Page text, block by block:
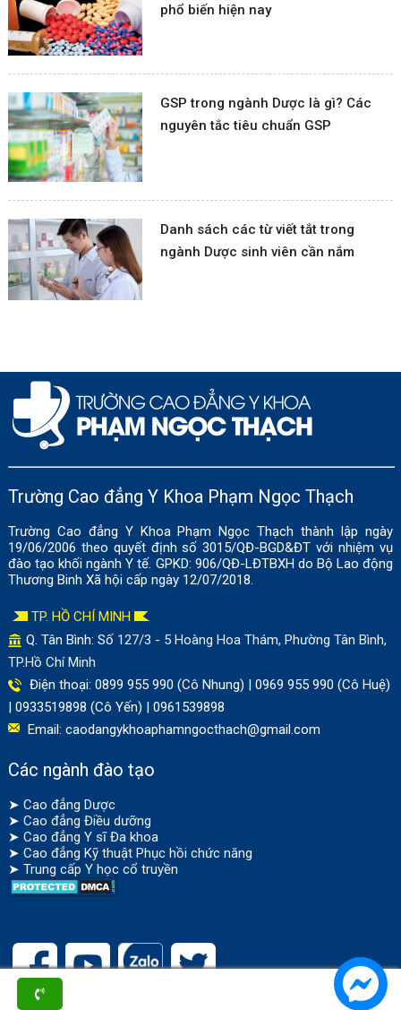
phổ biến hiện nay
GSP trong ngành Dược là gì? Các
nguyên tắc tiêu chuẩn GSP
Danh sách các từ viết tắt trong
ngành Dược sinh viên cần nắm
Trường Cao đẳng Y Khoa Phạm Ngọc Thạch
Trường Cao đẳng Y Khoa Phạm Ngọc Thạch thành lập ngày
19/06/2006 theo quyết định số 3015/QĐ-BGD&ĐT với nhiệm vụ
đào tạo khối ngành Y tế. GPKD: 906/QĐ-LĐTBXH do Bộ Lao động
Thương Binh Xã hội cấp ngày 12/07/2018.
TP. HỒ CHÍ MINH
Q. Tân Bình: Số 127/3 - 5 Hoàng Hoa Thám, Phường Tân Bình,
TP.Hồ Chí Minh
Điện thoại: 0899 955 990 (Cô Nhung) | 0969 955 990 (Cô Huệ)
| 0933519898 (Cô Yến) | 0961539898
Email: caodangykhoaphamngocthach@gmail.com
Các ngành đào tạo
➤ Cao đẳng Dược
➤ Cao đẳng Điều dưỡng
➤ Cao đẳng Y sĩ Đa khoa
➤ Cao đẳng Kỹ thuật Phục hồi chức năng
➤ Trung cấp Y học cổ truyền